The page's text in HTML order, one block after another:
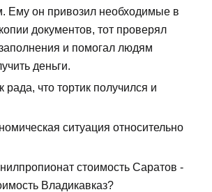
Ему он привозил необходимые в
документов, тот проверял
и помогал людям
деньги.
рада, что тортик получился и
ситуация относительно
стоимость Саратов -
Владикавказ?